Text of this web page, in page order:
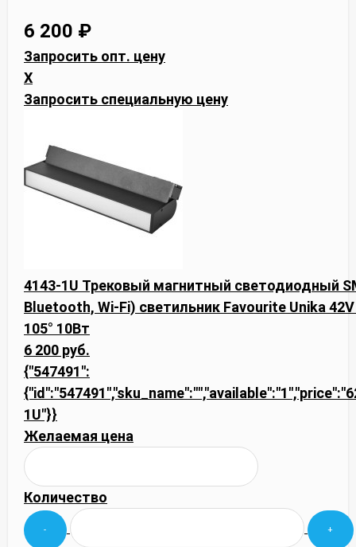
6 200 ₽
Запросить опт. цену
X
Запросить специальную цену
4143-1U Трековый магнитный светодиодный
Bluetooth, Wi-Fi) светильник Favourite Unika
105° 10Вт
6 200 руб.
{"547491":
1U"}}
Желаемая цена
Количество